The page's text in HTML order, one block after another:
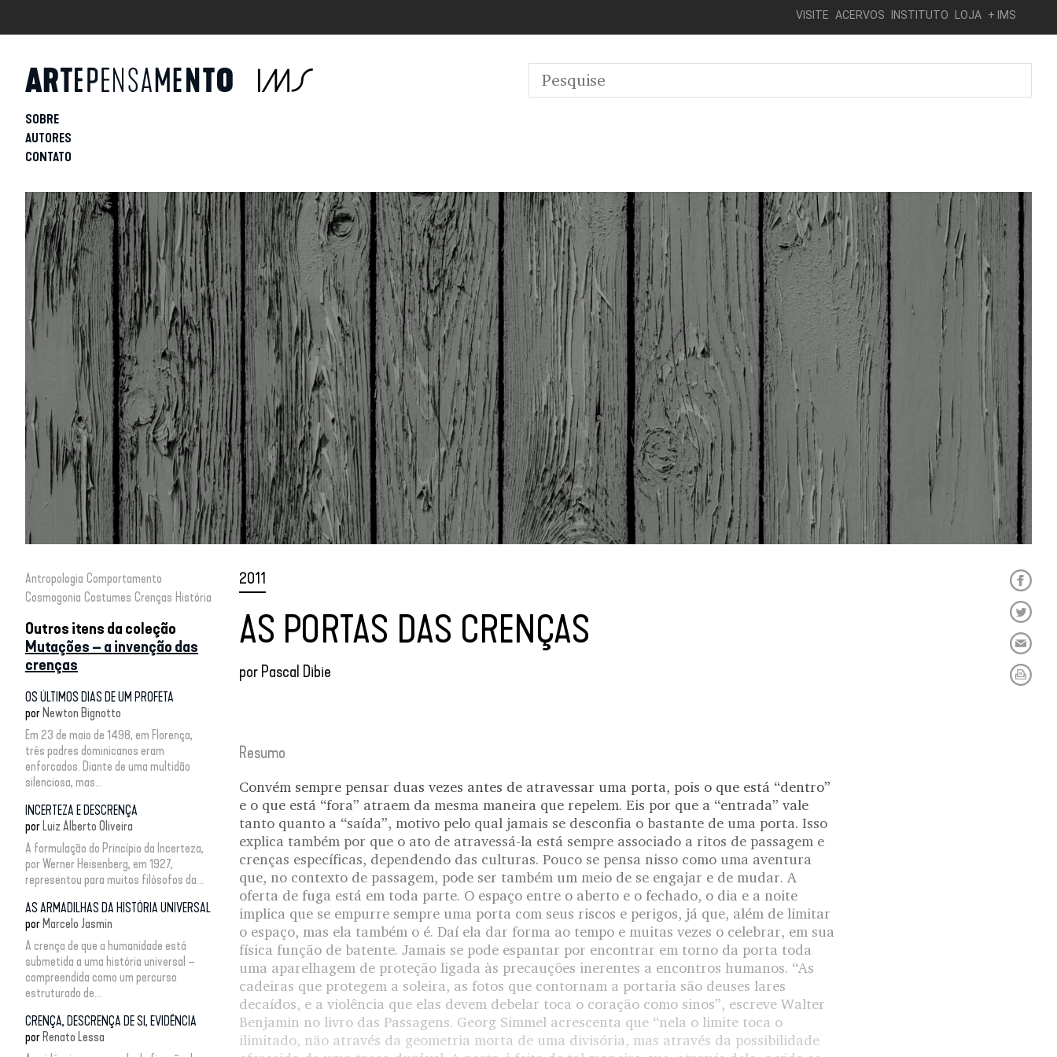
VISITE ACERVOS INSTITUTO LOJA + IMS
SOBRE
AUTORES
CONTATO
Antropologia Comportamento
Cosmogonia Costumes Crenças História
Outros itens da coleção
Mutações – a invenção das
crenças
OS ÚLTIMOS DIAS DE UM PROFETA
por Newton Bignotto
Em 23 de maio de 1498, em Florença,
três padres dominicanos eram
enforcados. Diante de uma multidão
silenciosa, mas...
INCERTEZA E DESCRENÇA
por Luiz Alberto Oliveira
A formulação do Princípio da Incerteza,
por Werner Heisenberg, em 1927,
representou para muitos filósofos da...
AS ARMADILHAS DA HISTÓRIA UNIVERSAL
por Marcelo Jasmin
A crença de que a humanidade está
submetida a uma história universal –
compreendida como um percurso
estruturado de...
CRENÇA, DESCRENÇA DE SI, EVIDÊNCIA
por Renato Lessa
2011
AS PORTAS DAS CRENÇAS
por Pascal Dibie
Resumo
Convém sempre pensar duas vezes antes de atravessar uma porta, pois o que está “dentro”
e o que está “fora” atraem da mesma maneira que repelem. Eis por que a “entrada” vale
tanto quanto a “saída”, motivo pelo qual jamais se desconfia o bastante de uma porta. Isso
explica também por que o ato de atravessá-la está sempre associado a ritos de passagem e
crenças específicas, dependendo das culturas. Pouco se pensa nisso como uma aventura
que, no contexto de passagem, pode ser também um meio de se engajar e de mudar. A
oferta de fuga está em toda parte. O espaço entre o aberto e o fechado, o dia e a noite
implica que se empurre sempre uma porta com seus riscos e perigos, já que, além de limitar
o espaço, mas ela também o é. Daí ela dar forma ao tempo e muitas vezes o celebrar, em sua
física função de batente. Jamais se pode espantar por encontrar em torno da porta toda
uma aparelhagem de proteção ligada às precauções inerentes a encontros humanos. “As
cadeiras que protegem a soleira, as fotos que contornam a portaria são deuses lares
decaídos, e a violência que elas devem debelar toca o coração como sinos”, escreve Walter
Benjamin no livro das Passagens. Georg Simmel acrescenta que “nela o limite toca o
ilimitado, não através da geometria morta de uma divisória, mas através da possibilidade